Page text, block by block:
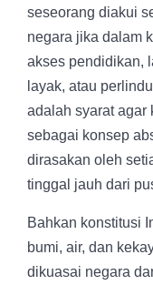
seseorang diakui
negara jika dalam
akses pendidikan,
layak, atau
adalah syarat agar
sebagai konsep
dirasakan oleh
tinggal jauh dari
Bahkan konstitusi
bumi, air, dan
dikuasai negara